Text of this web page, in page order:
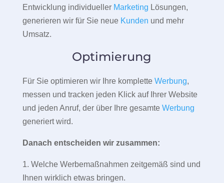
Entwicklung individueller Marketing Lösungen,
generieren wir für Sie neue Kunden und mehr
Umsatz.
Optimierung
Für Sie optimieren wir Ihre komplette Werbung,
messen und tracken jeden Klick auf Ihrer Website
und jeden Anruf, der über Ihre gesamte Werbung
generiert wird.
Danach entscheiden wir zusammen:
1. Welche Werbemaßnahmen zeitgemäß sind und
Ihnen wirklich etwas bringen.